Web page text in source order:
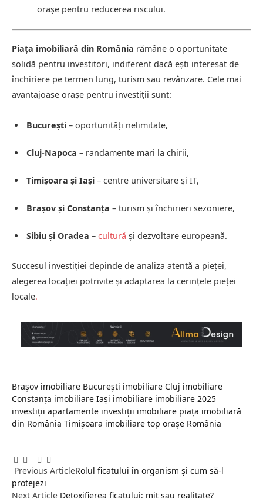
orașe pentru reducerea riscului.
Piața imobiliară din România rămâne o oportunitate
solidă pentru investitori, indiferent dacă ești interesat de
închiriere pe termen lung, turism sau revânzare. Cele mai
avantajoase orașe pentru investiții sunt:
București – oportunități nelimitate,
Cluj-Napoca – randamente mari la chirii,
Timișoara și Iași – centre universitare și IT,
Brașov și Constanța – turism și închirieri sezoniere,
Sibiu și Oradea – cultură și dezvoltare europeană.
Succesul investiției depinde de analiza atentă a pieței,
alegerea locației potrivite și adaptarea la cerințele pieței
locale.
Brașov imobiliare București imobiliare Cluj imobiliare
Constanța imobiliare Iași imobiliare imobiliare 2025
investiții apartamente investiții imobiliare piața imobiliară
din România Timișoara imobiliare top orașe România
Facebook
Twitter
Pinterest
LinkedIn
Tumblr
Previous ArticleRolul ficatului în organism și cum să-l
protejezi
Next Article Detoxifierea ficatului: mit sau realitate?